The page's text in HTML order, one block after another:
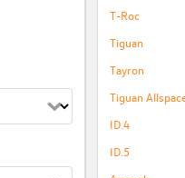
T-Roc
Tiguan
Tayron
Tiguan
ID.4
ID.5